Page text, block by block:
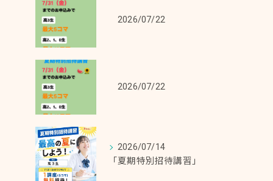
2026/07/22
2026/07/22
2026/07/14
「夏期特別招待講習」